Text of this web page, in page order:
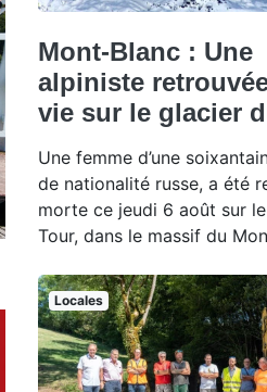
Mont-Blanc : Une
alpiniste
vie sur le glacier
Une femme d’une
de nationalité russe, a été
morte ce jeudi 6 août sur
Tour, dans le massif du
Locales